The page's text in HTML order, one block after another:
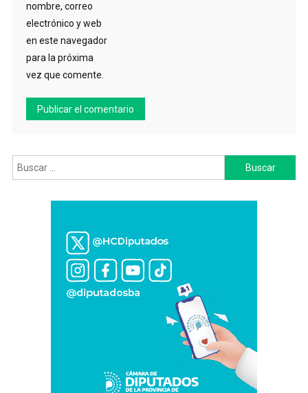
nombre, correo
electrónico y web
en este navegador
para la próxima
vez que comente.
Buscar: